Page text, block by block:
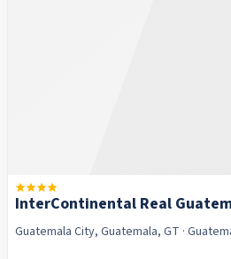
InterContinental Real
Guatemala City, Guatemala, GT ·